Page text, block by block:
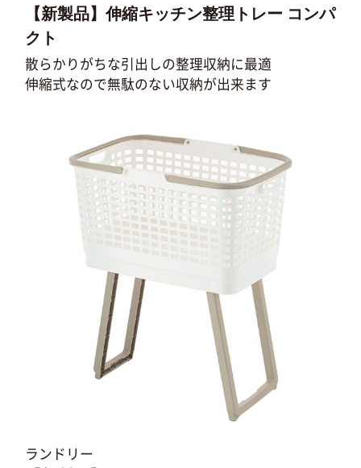
【新製品】伸縮キッチン整理トレー コンパ
クト
散らかりがちな引出しの整理収納に最適
伸縮式なので無駄のない収納が出来ます
ランドリー